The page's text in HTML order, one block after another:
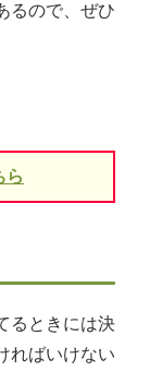
るので、ぜひ
ら
るときには決
ればいけない